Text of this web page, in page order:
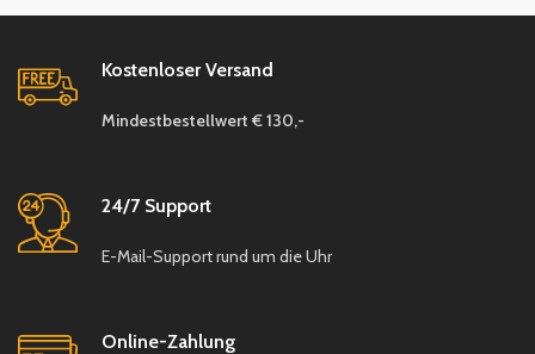
Kostenloser Versand
Mindestbestellwert € 130,-
24/7 Support
E-Mail-Support rund um die Uhr
Online-Zahlung